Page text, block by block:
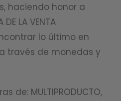
haciendo honor a
LA VENTA
lo último en
través de monedas y
de: MULTIPRODUCTO,